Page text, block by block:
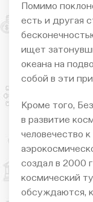
Помимо
есть и другая
ищет
океана на
собой в эти
Кроме того,
в развитие
человечество
создал в 2000
космический
обсуждаются,